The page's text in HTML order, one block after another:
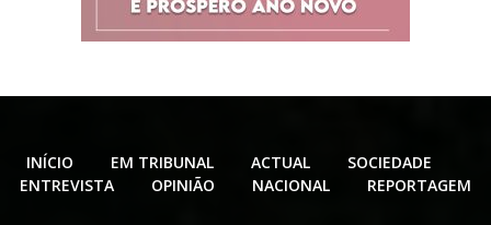
INÍCIO EM TRIBUNAL ACTUAL
SOCIEDADE
ENTREVISTA
OPINIÃO NACIONAL REPORTAGEM